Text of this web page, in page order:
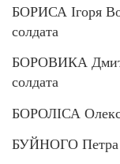
БОРИСА Ігоря
солдата
БОРОВИКА
солдата
БОРОЛІСА
БУЙНОГО Петра